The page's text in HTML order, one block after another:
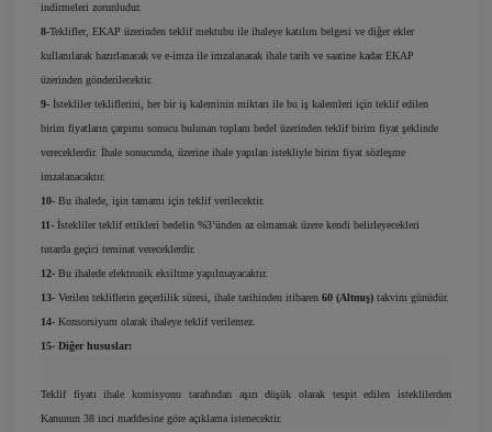
indirmeleri zorunludur.
8-Teklifler, EKAP üzerinden teklif mektubu ile ihaleye katılım belgesi ve diğer ekler
kullanılarak hazırlanacak ve e-imza ile imzalanarak ihale tarih ve saatine kadar EKAP
üzerinden gönderilecektir.
9- İstekliler tekliflerini, her bir iş kaleminin miktarı ile bu iş kalemleri için teklif edilen
birim fiyatların çarpımı sonucu bulunan toplam bedel üzerinden teklif birim fiyat şeklinde
vereceklerdir. İhale sonucunda, üzerine ihale yapılan istekliyle birim fiyat sözleşme
imzalanacaktır.
10- Bu ihalede, işin tamamı için teklif verilecektir.
11- İstekliler teklif ettikleri bedelin %3’ünden az olmamak üzere kendi belirleyecekleri
tutarda geçici teminat vereceklerdir.
12- Bu ihalede elektronik eksiltme yapılmayacaktır.
13- Verilen tekliflerin geçerlilik süresi, ihale tarihinden itibaren 60 (Altmış) takvim günüdür.
14- Konsorsiyum olarak ihaleye teklif verilemez.
15- Diğer hususlar:
Teklif fiyatı ihale komisyonu tarafından aşırı düşük olarak tespit edilen isteklilerden
Kanunun 38 inci maddesine göre açıklama istenecektir.